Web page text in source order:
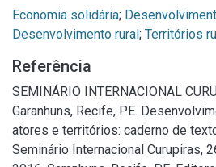
Economia solidária;
Desenvolvimento rural; Territórios
Referência
SEMINÁRIO INTERNACIONAL
Garanhuns, Recife, PE.
atores e territórios: caderno de
Seminário Internacional Curupiras,